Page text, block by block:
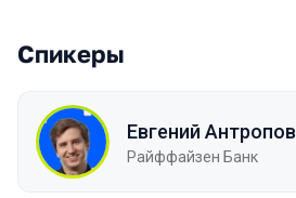
Спикеры
Евгений Антропов
Райффайзен Банк